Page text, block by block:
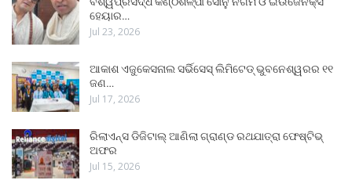
ହେୟାର…
Jul 23, 2026
ଆକାଶ ଏଜୁକେସନାଲ ସର୍ଭିସେସ୍ ଲିମିଟେଡ୍ ଭୁବନେଶ୍ୱରର ୧୧
ଜଣ…
Jul 17, 2026
ରିଲାଏନ୍ସ ଡିଜିଟାଲ୍ ଆଣିଲା ଗ୍ରାଣ୍ଡ ରଥଯାତ୍ରା ଫେଷ୍ଟିଭ୍
ଅଫର
Jul 15, 2026